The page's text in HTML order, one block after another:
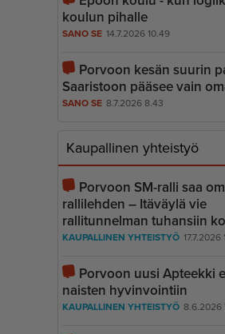
koulun pihalle
SANO SE 14.7.2026 10.49
Porvoon kesän suurin
Saaristoon pääsee vain
SANO SE 8.7.2026 8.43
Kaupallinen yhteistyö
Porvoon SM-ralli saa
rallilehden – Itäväylä vie
rallitunnelman tuhansiin
KAUPALLINEN YHTEISTYÖ 17.7.2026
Porvoon uusi Apteekki
naisten hyvinvointiin
KAUPALLINEN YHTEISTYÖ 8.6.2026